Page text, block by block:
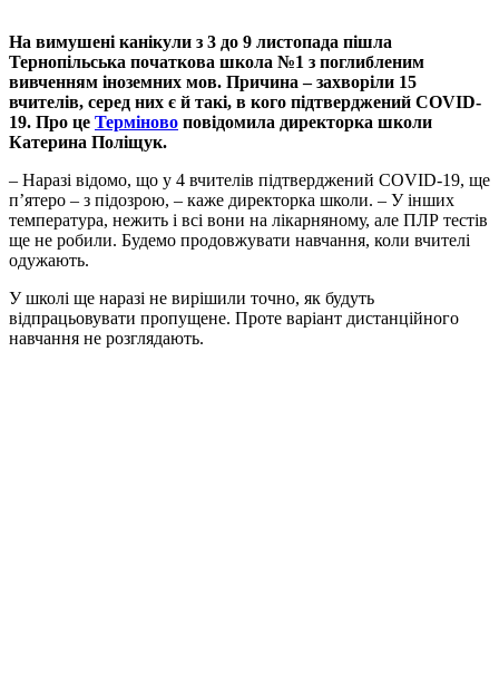
На вимушені канікули з 3 до 9 листопада пішла
Тернопільська початкова школа №1 з поглибленим
вивченням іноземних мов. Причина – захворіли 15
вчителів, серед них є й такі, в кого підтверджений COVID-
19. Про це Терміново повідомила директорка школи
Катерина Поліщук.
– Наразі відомо, що у 4 вчителів підтверджений COVID-19, ще
п’ятеро – з підозрою, – каже директорка школи. – У інших
температура, нежить і всі вони на лікарняному, але ПЛР тестів
ще не робили. Будемо продовжувати навчання, коли вчителі
одужають.
У школі ще наразі не вирішили точно, як будуть
відпрацьовувати пропущене. Проте варіант дистанційного
навчання не розглядають.